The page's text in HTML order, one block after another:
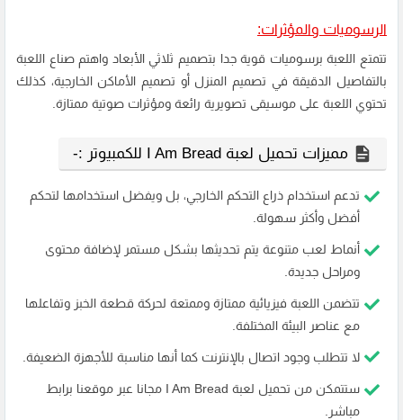
الرسوميات والمؤثرات:
تتمتع اللعبة برسوميات قوية جدا بتصميم ثلاثي الأبعاد واهتم صناع اللعبة
بالتفاصيل الدقيقة في تصميم المنزل أو تصميم الأماكن الخارجية، كذلك
تحتوي اللعبة على موسيقى تصويرية رائعة ومؤثرات صوتية ممتازة.
مميزات تحميل لعبة I Am Bread للكمبيوتر :-
تدعم استخدام ذراع التحكم الخارجي، بل ويفضل استخدامها لتحكم
أفضل وأكثر سهولة.
أنماط لعب متنوعة يتم تحديثها بشكل مستمر لإضافة محتوى
ومراحل جديدة.
تتضمن اللعبة فيزيائية ممتازة وممتعة لحركة قطعة الخبز وتفاعلها
مع عناصر البيئة المختلفة.
لا تتطلب وجود اتصال بالإنترنت كما أنها مناسبة للأجهزة الضعيفة.
ستتمكن من تحميل لعبة I Am Bread مجانا عبر موقعنا برابط
مباشر.